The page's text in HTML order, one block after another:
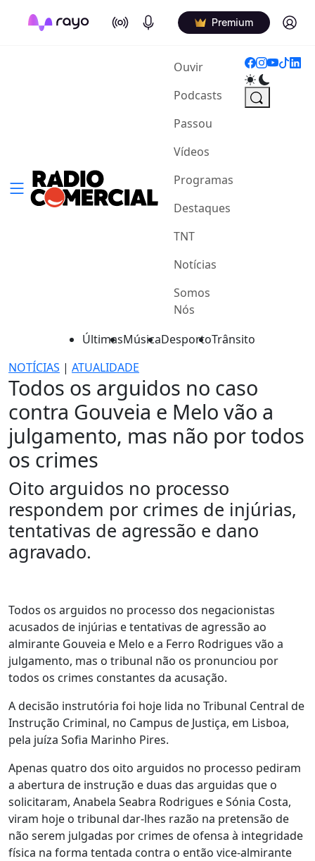
On Air Podcasts Premium Log in
Ouvir(current)
Podcasts
Passou
Vídeos
Programas
Destaques
TNT
Notícias
Somos
Nós
ÚltimasMúsicaDesportoTrânsito
NOTÍCIAS | ATUALIDADE
Todos os arguidos no caso
contra Gouveia e Melo vão a
julgamento, mas não por todos
os crimes
Oito arguidos no processo
respondem por crimes de injúrias,
tentativas de agressão e dano
agravado.
Todos os arguidos no processo dos negacionistas
acusados de injúrias e tentativas de agressão ao
almirante Gouveia e Melo e a Ferro Rodrigues vão a
julgamento, mas o tribunal não os pronunciou por
todos os crimes constantes da acusação.
A decisão instrutória foi hoje lida no Tribunal Central de
Instrução Criminal, no Campus de Justiça, em Lisboa,
pela juíza Sofia Marinho Pires.
Apenas quatro dos oito arguidos no processo pediram
a abertura de instrução e duas das arguidas que o
solicitaram, Anabela Seabra Rodrigues e Sónia Costa,
viram hoje o tribunal dar-lhes razão na pretensão de
não serem julgadas por crimes de ofensa à integridade
física na forma tentada contra o então vice-almirante